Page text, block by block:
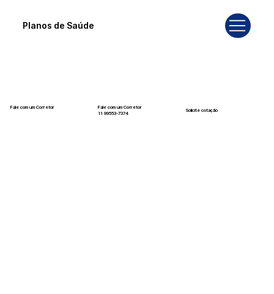
Planos de Saúde
Fale com um Corretor
Fale com um Corretor
11 99553-7374
Solicite cotação